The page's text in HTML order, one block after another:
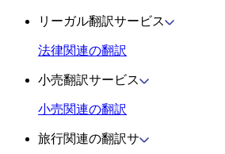
リーガル翻訳サービス
法律関連の翻訳
小売翻訳サービス
小売関連の翻訳
旅行関連の翻訳サ